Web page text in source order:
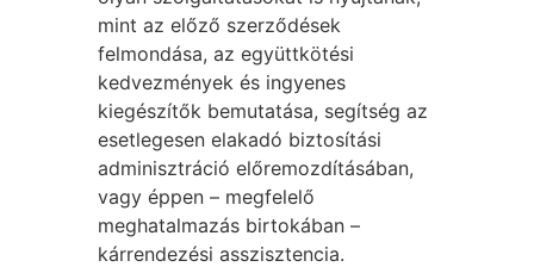
mint az előző szerződések
felmondása, az együttkötési
kedvezmények és ingyenes
kiegészítők bemutatása, segítség az
esetlegesen elakadó biztosítási
adminisztráció előremozdításában,
vagy éppen – megfelelő
meghatalmazás birtokában –
kárrendezési asszisztencia.